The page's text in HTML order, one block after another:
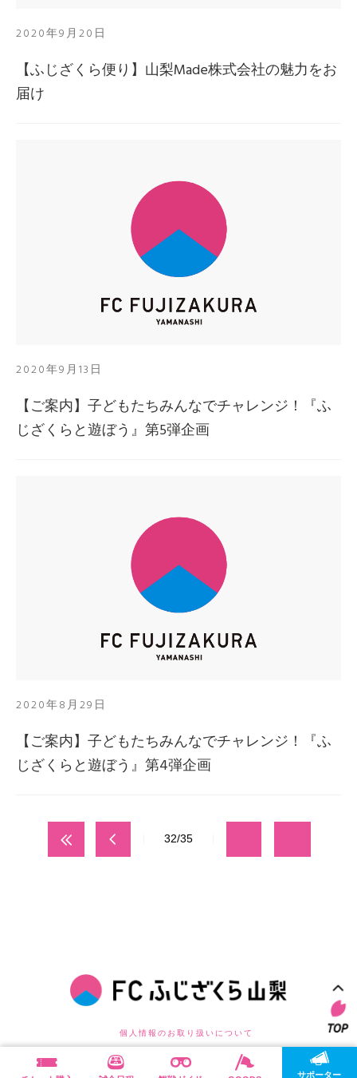
2020年9月20日
【ふじざくら便り】山梨Made株式会社の魅力をお
届け
2020年9月13日
【ご案内】子どもたちみんなでチャレンジ！『ふ
じざくらと遊ぼう』第5弾企画
2020年8月29日
【ご案内】子どもたちみんなでチャレンジ！『ふ
じざくらと遊ぼう』第4弾企画
32/35
個人情報のお取り扱いについて
©FC FUJIZAKURA YAMANASHI . ALL RIGHTS RESERVED.
サポーター